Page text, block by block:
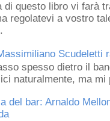
di questo libro vi farà
regolatevi a vostro
spesso dietro il
naturalmente, ma mi
del bar: Arnaldo